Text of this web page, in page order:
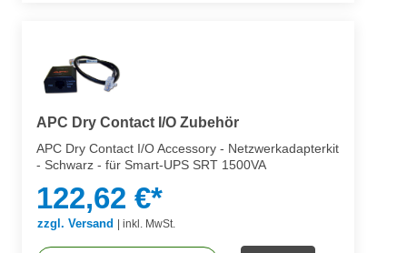
APC Dry Contact I/O Zubehör
APC Dry Contact I/O Accessory - Netzwerkadapterkit
- Schwarz - für Smart-UPS SRT 1500VA
122,62 €*
zzgl. Versand inkl. MwSt.